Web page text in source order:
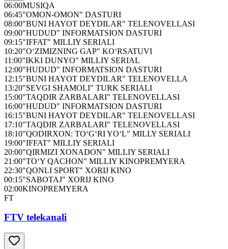
06:00MUSIQA
06:45"OMON-OMON" DASTURI
08:00"BUNI HAYOT DEYDILAR" TELENOVELLASI
09:00"HUDUD" INFORMATSION DASTURI
09:15"IFFAT" MILLIY SERIALI
10:20"O‘ZIMIZNING GAP" KO‘RSATUVI
11:00"IKKI DUNYO" MILLIY SERIAL
12:00"HUDUD" INFORMATSION DASTURI
12:15"BUNI HAYOT DEYDILAR" TELENOVELLA
13:20"SEVGI SHAMOLI" TURK SERIALI
15:00"TAQDIR ZARBALARI" TELENOVELLASI
16:00"HUDUD" INFORMATSION DASTURI
16:15"BUNI HAYOT DEYDILAR" TELENOVELLASI
17:10"TAQDIR ZARBALARI" TELENOVELLASI
18:10"QODIRXON: TO‘G‘RI YO‘L" MILLY SERIALI
19:00"IFFAT" MILLIY SERIALI
20:00"QIRMIZI XONADON" MILLIY SERIALI
21:00"TO‘Y QACHON" MILLIY KINOPREMYERA
22:30"QONLI SPORT" XORIJ KINO
00:15"SABOTAJ" XORIJ KINO
02:00KINOPREMYERA
FT
FTV telekanali